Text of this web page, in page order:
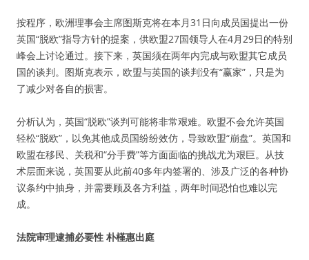
按程序，欧洲理事会主席图斯克将在本月31日向成员国提出一份
英国“脱欧”指导方针的提案，供欧盟27国领导人在4月29日的特别
峰会上讨论通过。接下来，英国须在两年内完成与欧盟其它成员
国的谈判。图斯克表示，欧盟与英国的谈判没有“赢家”，只是为
了减少对各自的损害。
分析认为，英国“脱欧”谈判可能将非常艰难。欧盟不会允许英国
轻松“脱欧”，以免其他成员国纷纷效仿，导致欧盟“崩盘”。英国和
欧盟在移民、关税和“分手费”等方面面临的挑战尤为艰巨。从技
术层面来说，英国要从此前40多年内签署的、涉及广泛的各种协
议条约中抽身，并需要顾及各方利益，两年时间恐怕也难以完
成。
法院审理逮捕必要性 朴槿惠出庭